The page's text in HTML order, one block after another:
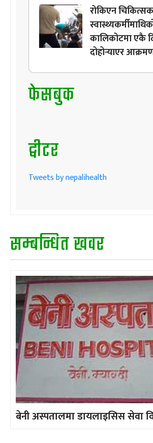
रोकिएन
कालिकोटमा एकै
दोहोर्‍याएर
फेसबुक
ट्वीटर
Tweets by nepalihealth
सम्बन्धित खवर
बेनी अस्पतालमा डायलाइसिस सेवा